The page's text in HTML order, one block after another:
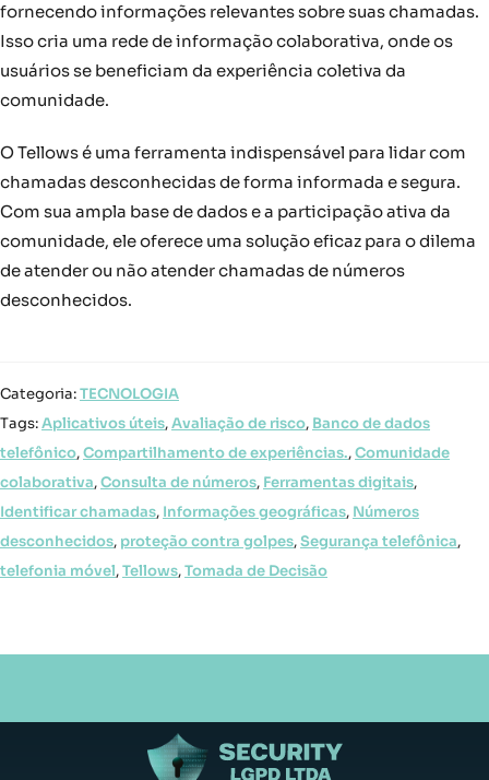
fornecendo informações relevantes sobre suas chamadas.
Isso cria uma rede de informação colaborativa, onde os
usuários se beneficiam da experiência coletiva da
comunidade.
O Tellows é uma ferramenta indispensável para lidar com
chamadas desconhecidas de forma informada e segura.
Com sua ampla base de dados e a participação ativa da
comunidade, ele oferece uma solução eficaz para o dilema
de atender ou não atender chamadas de números
desconhecidos.
Categoria:TECNOLOGIA
Tags:Aplicativos úteis,Avaliação de risco, Banco de dados
telefônico,Compartilhamento de experiências.,Comunidade
colaborativa,Consulta de números, Ferramentas digitais,
Identificar chamadas, Informações geográficas, Números
desconhecidos, proteção contra golpes,Segurança telefônica,
telefonia móvel,Tellows,Tomada de Decisão